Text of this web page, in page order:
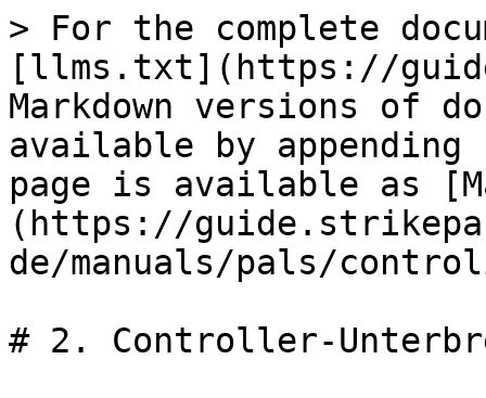
> For the complete
[llms.txt](https://
Markdown versions of
available by
page is available as
(https://
de/manuals/pals/
# 2. Controller-